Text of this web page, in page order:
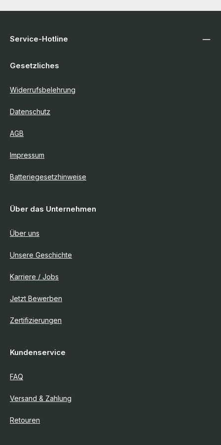
Service-Hotline
Gesetzliches
Widerrufsbelehrung
Datenschutz
AGB
Impressum
Batteriegesetzhinweise
Über das Unternehmen
Über uns
Unsere Geschichte
Karriere / Jobs
Jetzt Bewerben
Zertifizierungen
Kundenservice
FAQ
Versand & Zahlung
Retouren